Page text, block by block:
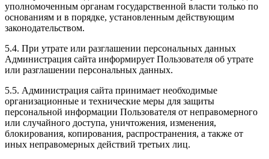
растолковал, приятно с ним побеседовали о тачках!
Мой Чери Тиго 8 сразу приняли в работу. В общем я
всем доволен, прибавка ощутима! Рекомендую всем!
Рейтинг отзыва:5
Здраствуйте! Была у вас на чипе. Евгений просто
отличный мастер и собеседник. Есть просто
шикарная зона ожидания. Эмоции только
положительные. Машина стала ехать намного лучше.
уполномоченным органам государственной власти только по
основаниям и в порядке, установленным действующим
законодательством.
5.4. При утрате или разглашении персональных данных
Администрация сайта информирует Пользователя об утрате
или разглашении персональных данных.
5.5. Администрация сайта принимает необходимые
организационные и технические меры для защиты
персональной информации Пользователя от неправомерного
или случайного доступа, уничтожения, изменения,
блокирования, копирования, распространения, а также от
иных неправомерных действий третьих лиц.